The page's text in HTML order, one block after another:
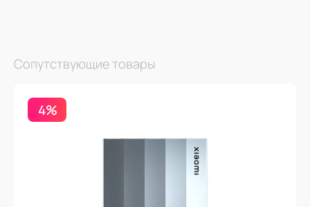
Сопутствующие товары
4%